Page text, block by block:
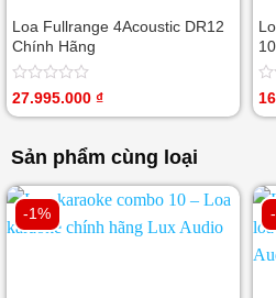
Loa Fullrange 4Acoustic DR12
Chính Hãng
Được
5
27.995.000 ₫
Sản phẩm cùng loại
-1%